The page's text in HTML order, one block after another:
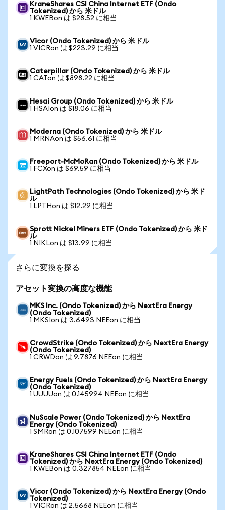
KraneShares CSI China Internet ETF (Ondo
Tokenized) から 米ドル
1 KWEBon は $28.52 に相当
Vicor (Ondo Tokenized) から 米ドル
1 VICRon は $223.29 に相当
Caterpillar (Ondo Tokenized) から 米ドル
1 CATon は $898.22 に相当
Hesai Group (Ondo Tokenized) から 米ドル
1 HSAIon は $18.06 に相当
Moderna (Ondo Tokenized) から 米ドル
1 MRNAon は $56.61 に相当
Freeport-McMoRan (Ondo Tokenized) から 米ドル
1 FCXon は $69.59 に相当
LightPath Technologies (Ondo Tokenized) から 米ド
ル
1 LPTHon は $12.29 に相当
Sprott Nickel Miners ETF (Ondo Tokenized) から 米ド
ル
1 NIKLon は $13.99 に相当
さらに変換を探る
アセット変換の高度な機能
MKS Inc. (Ondo Tokenized) から NextEra Energy
(Ondo Tokenized)
1 MKSIon は 3.6493 NEEon に相当
CrowdStrike (Ondo Tokenized) から NextEra Energy
(Ondo Tokenized)
1 CRWDon は 9.7876 NEEon に相当
Energy Fuels (Ondo Tokenized) から NextEra Energy
(Ondo Tokenized)
1 UUUUon は 0.145994 NEEon に相当
NuScale Power (Ondo Tokenized) から NextEra
Energy (Ondo Tokenized)
1 SMRon は 0.107599 NEEon に相当
KraneShares CSI China Internet ETF (Ondo
Tokenized) から NextEra Energy (Ondo Tokenized)
1 KWEBon は 0.327854 NEEon に相当
Vicor (Ondo Tokenized) から NextEra Energy (Ondo
Tokenized)
1 VICRon は 2.5668 NEEon に相当